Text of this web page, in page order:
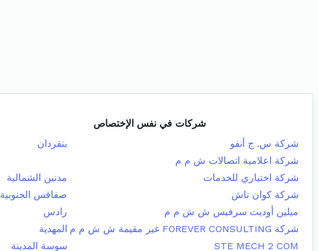
شركات في نفس الإختصاص
شركة س. ج أنفو
بنقردان
شركة اعلامية اتصالات ش م م
شركة اختياري للخدمات
مدنين الشمالية
شركة كوان تاش
صفاقس الجنوبية
ميلين أوديت سرفيس ش ش م م
رادس
شركة FOREVER CONSULTING غير مقيمة ش ش م م
المهدية
STE MECH 2 COM
سوسة المدينة